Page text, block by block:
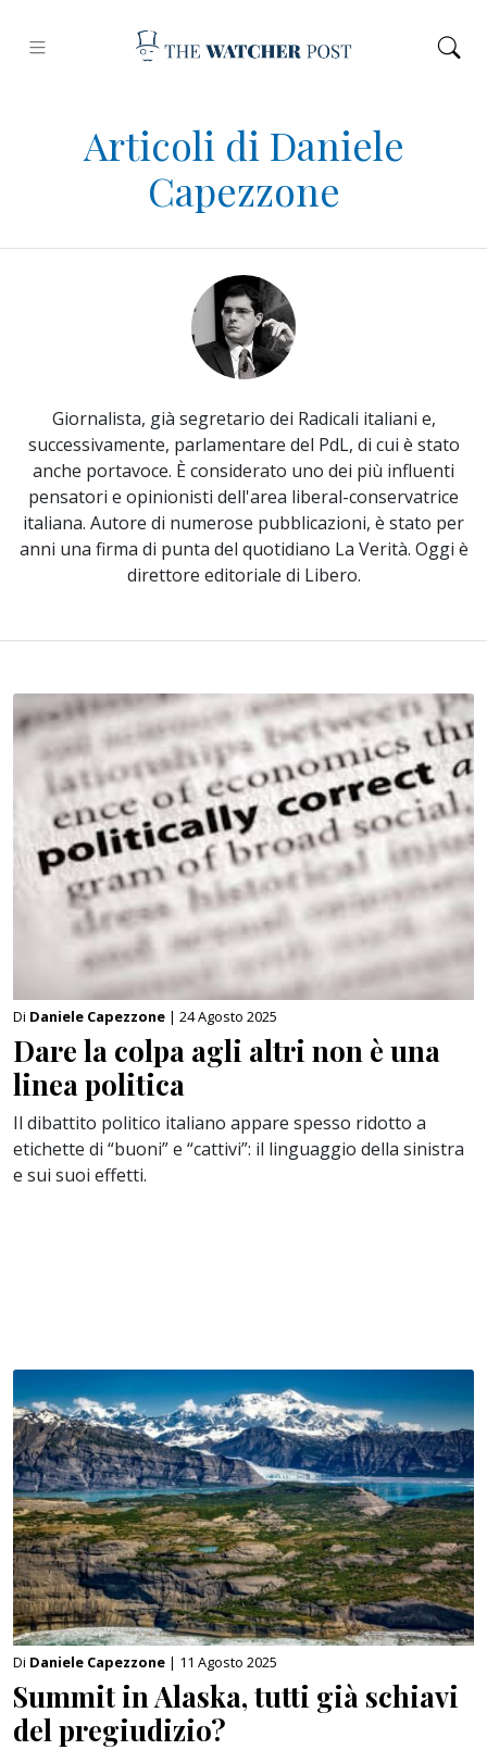
Articoli di Daniele
Capezzone
Giornalista, già segretario dei Radicali italiani e,
successivamente, parlamentare del PdL, di cui è stato
anche portavoce. È considerato uno dei più influenti
pensatori e opinionisti dell'area liberal-conservatrice
italiana. Autore di numerose pubblicazioni, è stato per
anni una firma di punta del quotidiano La Verità. Oggi è
direttore editoriale di Libero.
Di Daniele Capezzone | 24 Agosto 2025
Dare la colpa agli altri non è una
linea politica
Il dibattito politico italiano appare spesso ridotto a
etichette di “buoni” e “cattivi”: il linguaggio della sinistra
e sui suoi effetti.
Di Daniele Capezzone | 11 Agosto 2025
Summit in Alaska, tutti già schiavi
del pregiudizio?